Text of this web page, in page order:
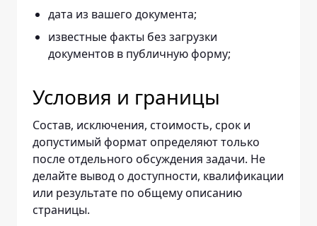
дата из вашего документа;
известные факты без загрузки
документов в публичную форму;
Условия и границы
Состав, исключения, стоимость, срок и
допустимый формат определяют только
после отдельного обсуждения задачи. Не
делайте вывод о доступности, квалификации
или результате по общему описанию
страницы.